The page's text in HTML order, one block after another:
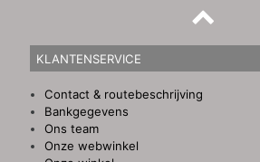
KLANTENSERVICE
Contact & routebeschrijving
Bankgegevens
Ons team
Onze webwinkel